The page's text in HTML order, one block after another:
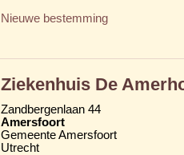
Nieuwe bestemming
Ziekenhuis De
Zandbergenlaan 44
Amersfoort
Gemeente Amersfoort
Utrecht